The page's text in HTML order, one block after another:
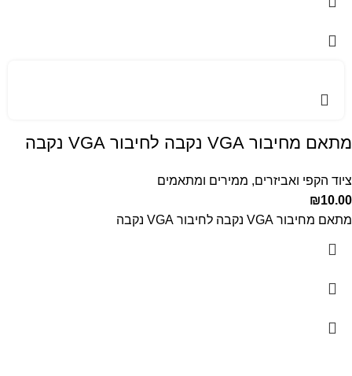
מתאם מחיבור VGA נקבה לחיבור VGA נקבה
ציוד הקפי ואביזרים, ממירים ומתאמים
₪10.00
מתאם מחיבור VGA נקבה לחיבור VGA נקבה